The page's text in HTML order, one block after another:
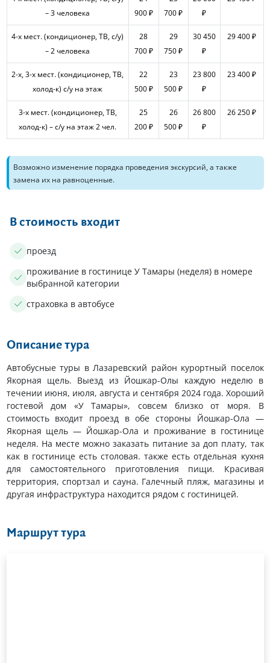
– 3 человека
900 ₽
700 ₽
₽
4-х мест. (кондиционер, ТВ, с/у)
– 2 человека
28
700 ₽
29
750 ₽
30 450
₽
29 400 ₽
2-х, 3-х мест. (кондиционер, ТВ,
холод-к) с/у на этаж
22
500 ₽
23
500 ₽
23 800
₽
23 400 ₽
3-х мест. (кондиционер, ТВ,
холод-к) – с/у на этаж 2 чел.
25
200 ₽
26
500 ₽
26 800
₽
26 250 ₽
Возможно изменение порядка проведения экскурсий, а также
замена их на равноценные.
В стоимость входит
проезд
проживание в гостинице У Тамары (неделя) в номере
выбранной категории
страховка в автобусе
Описание тура
Автобусные туры в Лазаревский район курортный поселок
Якорная щель. Выезд из Йошкар-Олы каждую неделю в
течении июня, июля, августа и сентября 2024 года. Хороший
гостевой дом «У Тамары», совсем близко от моря. В
стоимость входит проезд в обе стороны Йошкар-Ола —
Якорная щель — Йошкар-Ола и проживание в гостинице
неделя. На месте можно заказать питание за доп плату, так
как в гостинице есть столовая. также есть отдельная кухня
для самостоятельного приготовления пищи. Красивая
территория, спортзал и сауна. Галечный пляж, магазины и
другая инфраструктура находится рядом с гостиницей.
Маршрут тура